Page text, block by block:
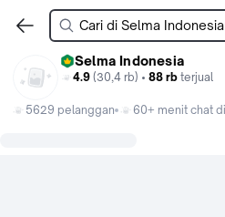
Selma Indonesia
4.9 (30,4 rb) • 88 rb terjual
5629 pelanggan
60+ menit chat